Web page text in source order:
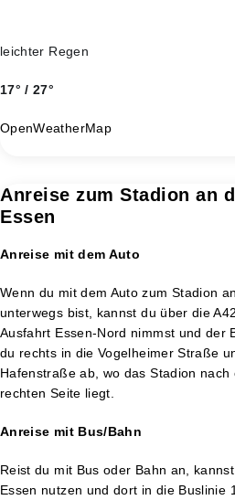
leichter Regen
17° / 27°
OpenWeatherMap
Anreise zum Stadion an
Essen
Anreise mit dem Auto
Wenn du mit dem Auto zum Stadion
unterwegs bist, kannst du über die
Ausfahrt Essen-Nord nimmst und der
du rechts in die Vogelheimer Straße
Hafenstraße ab, wo das Stadion
rechten Seite liegt.
Anreise mit Bus/Bahn
Reist du mit Bus oder Bahn an,
Essen nutzen und dort in die Buslinie